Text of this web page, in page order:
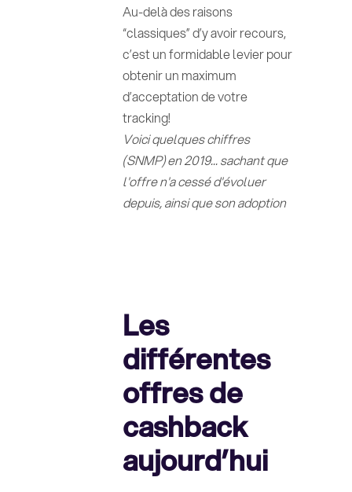
Au-delà des raisons
“classiques” d’y avoir recours,
c’est un formidable levier pour
obtenir un maximum
d’acceptation de votre
tracking!
Voici quelques chiffres
(SNMP) en 2019... sachant que
l'offre n'a cessé d'évoluer
depuis, ainsi que son adoption
Les
différentes
offres de
cashback
aujourd’hui